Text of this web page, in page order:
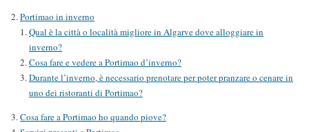
Portimao in inverno
Qual è la città o località migliore in Algarve dove alloggiare in
inverno?
Cosa fare e vedere a Portimao d’inverno?
Durante l’inverno, è necessario prenotare per poter pranzare o cenare in
uno dei ristoranti di Portimao?
Cosa fare a Portimao ho quando piove?